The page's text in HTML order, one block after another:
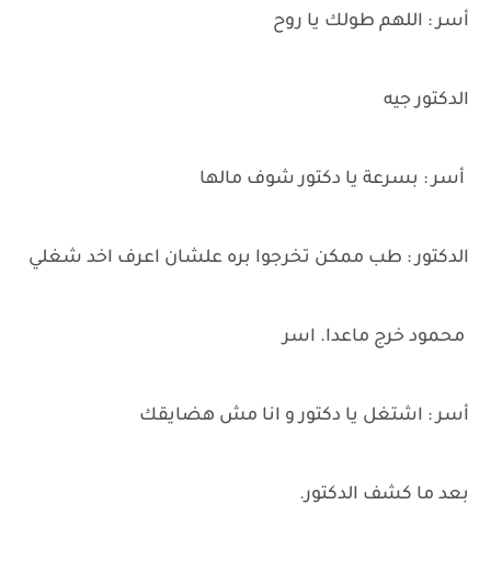
أسر : اللهم طولك يا روح
الدكتور جيه
أسر : بسرعة يا دكتور شوف مالها
الدكتور : طب ممكن تخرجوا بره علشان اعرف اخد شغلي
محمود خرج ماعدا. اسر
أسر : اشتغل يا دكتور و انا مش هضايقك
بعد ما كشف الدكتور.